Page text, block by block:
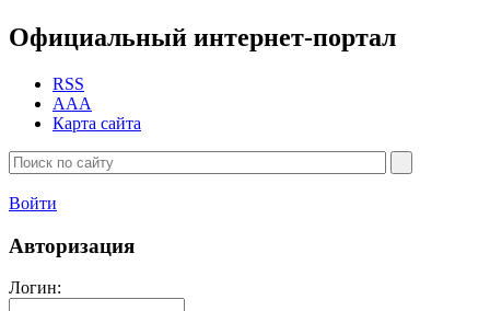
Официальный интернет-портал
RSS
AAA
Карта сайта
Войти
Авторизация
Логин: